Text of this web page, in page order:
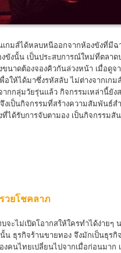
มส์ได้หลบหนีออกจากห้องขังที่มีฉ
ขังนั้น เป็นประสบการณ์ใหม่ที่ตลาด
นาดต้องจองคิวกันล่วงหน้า เมื่อดูจ
ให้ได้มาซึ่งรหัสลับ ไม่ต่างจากเก
กลุ่มวัยรุ่นแล้ว กิจกรรมเหล่านี้ยัง
งเป็นกิจกรรมที่สร้างความสัมพันธ์
ได้รับการจับตามอง เป็นกิจกรรม
วยโชคลาภ
ม่เปิดโอากสให้ใครทำได้ง่ายๆ
น ธุรกิจร้านขายทอง จึงมักเป็นธุร
นไทยเปลี่ยนไปจากเมื่อก่อนมาก